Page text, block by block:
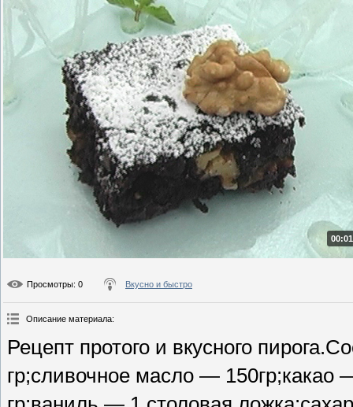
Просмотры: 0 Вкусно и быстро
Описание материала:
Рецепт протого и вкусного
гр;сливочное масло —